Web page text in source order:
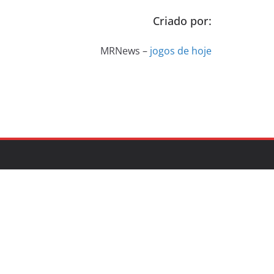
Criado por:
MRNews – jogos de hoje